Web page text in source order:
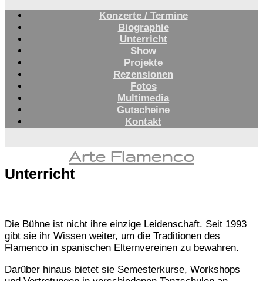
Konzerte / Termine
Biographie
Unterricht
Show
Projekte
Rezensionen
Fotos
Multimedia
Gutscheine
Kontakt
Arte Flamenco
Unterricht
Die Bühne ist nicht ihre einzige Leidenschaft. Seit 1993
gibt sie ihr Wissen weiter, um die Traditionen des
Flamenco in spanischen Elternvereinen zu bewahren.
Darüber hinaus bietet sie Semesterkurse, Workshops